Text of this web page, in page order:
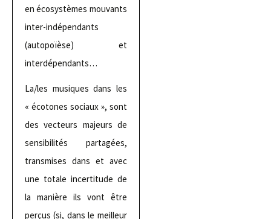
en écosystèmes mouvants
inter-indépendants
(autopoïèse) et
interdépendants…
La/les musiques dans les
« écotones sociaux », sont
des vecteurs majeurs de
sensibilités partagées,
transmises dans et avec
une totale incertitude de
la manière ils vont être
perçus (si, dans le meilleur